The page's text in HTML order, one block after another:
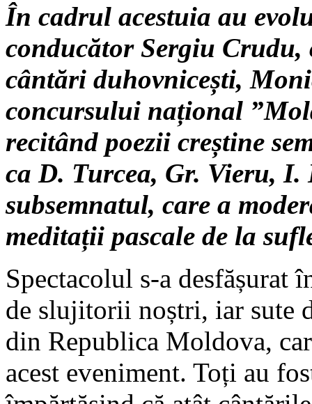
În cadrul acestuia au
conducător Sergiu Crudu,
cântări duhovnicești,
concursului național
recitând poezii creștine
ca D. Turcea, Gr. Vieru,
subsemnatul, care a
meditații pascale de la
Spectacolul s-a desfășurat
de slujitorii noștri, iar sute
din Republica Moldova,
acest eveniment. Toți au